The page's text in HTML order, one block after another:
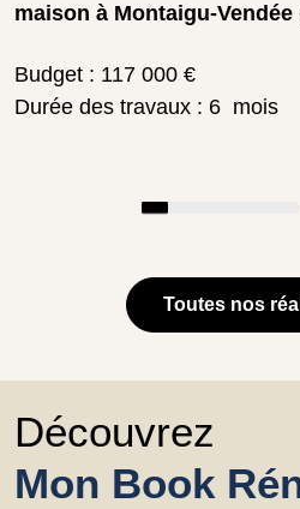
maison à Montaigu-Vendée
Budget : 117 000 €
Durée des travaux : 6 mois
Toutes nos
Découvrez
Mon Book